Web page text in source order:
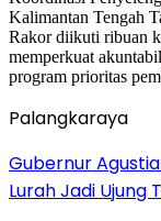
Palangkaraya
Gubernur
Lurah Jadi